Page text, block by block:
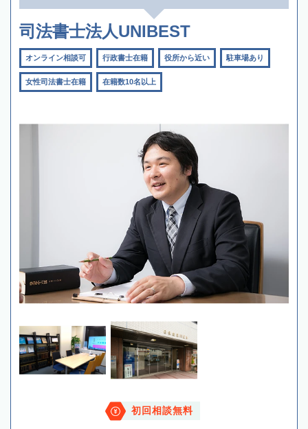
司法書士法人UNIBEST
オンライン相談可 行政書士在籍 役所から近い 駐車場あり
女性司法書士在籍 在籍数10名以上
初回相談無料